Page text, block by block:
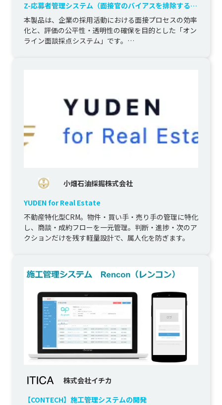
Z-応募者管理システム（面接官のバイアスを排除する独
立採点と自動集計により、公平かつデータドリブンな採
用選考を実現する面接評価システム）
本製品は、企業の採用活動における面接プロセスの効率
化と、評価の公平性・透明性の確保を目的とした「オン
ライン面談採点システム」です。
小畑石油採掘株式会社
YUDEN for Real Estate
不動産特化型CRM。物件・買い手・売り手の管理に特化
し、商談・成約フローを一元管理。判断・進捗・次のア
クションだけを残す軽量設計で、属人化を防ぎます。
株式会社イチカ
【CONTECH】施工管理システムの開発